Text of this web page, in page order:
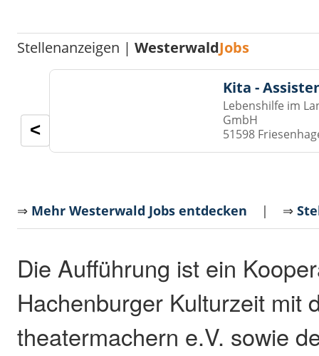
Stellenanzeigen |WesterwaldJobs
Kita -
Lebenshilfe im
GmbH
51598
<
⇒ Mehr Westerwald Jobs entdecken | ⇒
Die Aufführung ist ein
Hachenburger Kulturzeit mit
theatermachern e.V. sowie